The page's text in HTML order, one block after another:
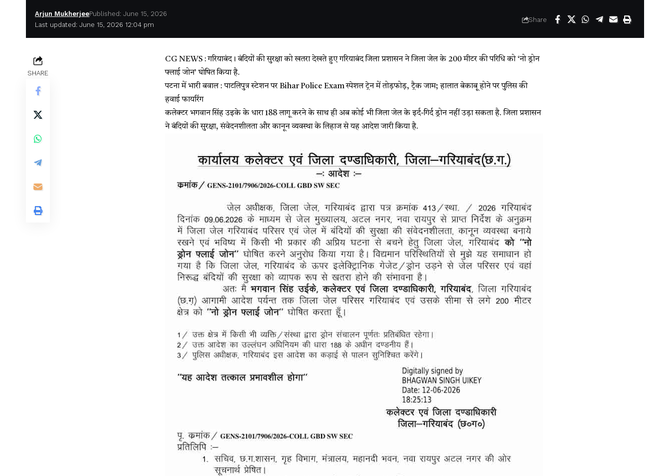
Last updated: June 15, 2026 12:04 pm
Arjun MukherjeePublished: June 15, 2026
Share
SHARE
CG NEWS : गरियाबंद। बंदियों की सुरक्षा को खतरा देखते हुए गरियाबंद जिला प्रशासन ने जिला जेल के 200 मीटर की परिधि को ‘नो ड्रोन
फ्लाई जोन’ घोषित किया है.
पटना में भारी बवाल : पाटलिपुत्र स्टेशन पर Bihar Police Exam स्पेशल ट्रेन में तोड़फोड़, ट्रैक जाम; हालात बेकाबू होने पर पुलिस की
हवाई फायरिंग
कलेक्टर भगवान सिंह उइके के धारा 188 लागू करने के साथ ही अब कोई भी जिला जेल के इर्द-गिर्द ड्रोन नहीं उड़ा सकता है. जिला प्रशासन
ने बंदियों की सुरक्षा, संवेदनशीलता और कानून व्यवस्था के लिहाज से यह आदेश जारी किया है.